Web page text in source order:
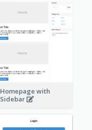
Homepage with
Sidebar